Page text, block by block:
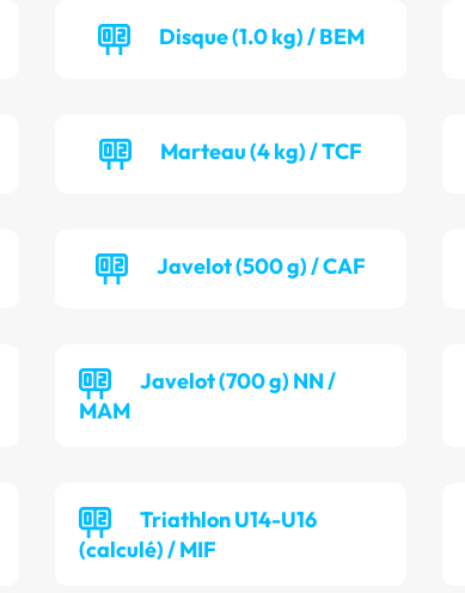
Disque (1.0 kg) / BEM
Marteau (4 kg) / TCF
Javelot (500 g) / CAF
Javelot (700 g) NN /
MAM
Triathlon U14-U16
(calculé) / MIF